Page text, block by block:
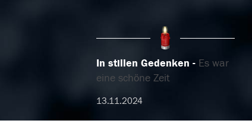
In stillen Gedenken
Es war
eine schöne Zeit
13.11.2024